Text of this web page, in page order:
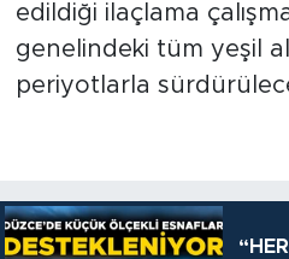
edildiği ilaçlama
genelindeki tüm yeşil
periyotlarla